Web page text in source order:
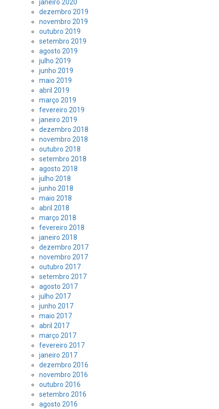
janeiro 2020
dezembro 2019
novembro 2019
outubro 2019
setembro 2019
agosto 2019
julho 2019
junho 2019
maio 2019
abril 2019
março 2019
fevereiro 2019
janeiro 2019
dezembro 2018
novembro 2018
outubro 2018
setembro 2018
agosto 2018
julho 2018
junho 2018
maio 2018
abril 2018
março 2018
fevereiro 2018
janeiro 2018
dezembro 2017
novembro 2017
outubro 2017
setembro 2017
agosto 2017
julho 2017
junho 2017
maio 2017
abril 2017
março 2017
fevereiro 2017
janeiro 2017
dezembro 2016
novembro 2016
outubro 2016
setembro 2016
agosto 2016